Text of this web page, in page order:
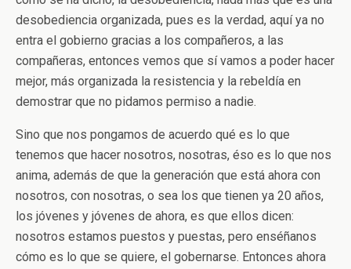
desobediencia organizada, pues es la verdad, aquí ya no
entra el gobierno gracias a los compañeros, a las
compañeras, entonces vemos que sí vamos a poder hacer
mejor, más organizada la resistencia y la rebeldía en
demostrar que no pidamos permiso a nadie.
Sino que nos pongamos de acuerdo qué es lo que
tenemos que hacer nosotros, nosotras, éso es lo que nos
anima, además de que la generación que está ahora con
nosotros, con nosotras, o sea los que tienen ya 20 años,
los jóvenes y jóvenes de ahora, es que ellos dicen:
nosotros estamos puestos y puestas, pero enséñanos
cómo es lo que se quiere, el gobernarse. Entonces ahora